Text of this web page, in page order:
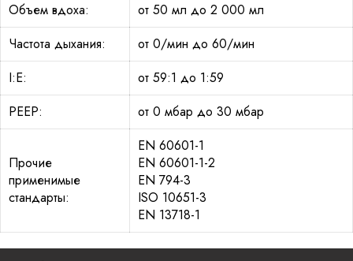
Объем вдоха:
от 50 мл до 2 000 мл
Частота дыхания:
от 0/мин до 60/мин
I:E:
от 59:1 до 1:59
PEEP:
от 0 мбар до 30 мбар
Прочие
применимые
стандарты:
EN 60601-1
EN 60601-1-2
EN 794-3
ISO 10651-3
EN 13718-1